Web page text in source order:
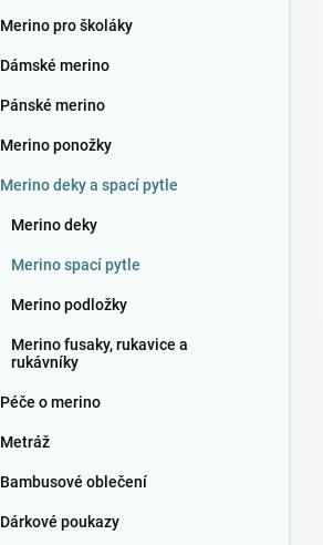
Merino pro školáky
Dámské merino
Pánské merino
Merino ponožky
Merino deky a spací pytle
Merino deky
Merino spací pytle
Merino podložky
Merino fusaky, rukavice a
rukávníky
Péče o merino
Metráž
Bambusové oblečení
Dárkové poukazy